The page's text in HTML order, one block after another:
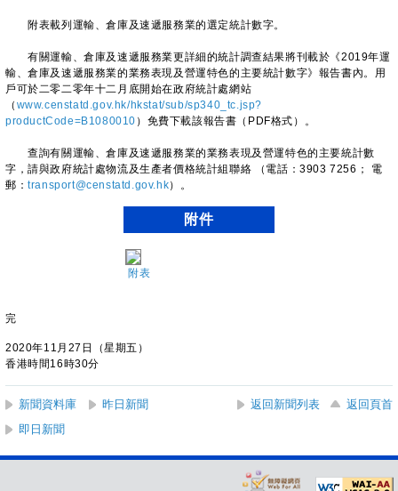
附表載列運輸、倉庫及速遞服務業的選定統計數字。
有關運輸、倉庫及速遞服務業更詳細的統計調查結果將刊載於《2019年運
輸、倉庫及速遞服務業的業務表現及營運特色的主要統計數字》報告書內。用
戶可於二零二零年十二月底開始在政府統計處網站
（ www.censtatd.gov.hk/hkstat/sub/sp340_tc.jsp?
productCode=B1080010 ）免費下載該報告書（PDF格式）。
查詢有關運輸、倉庫及速遞服務業的業務表現及營運特色的主要統計數
字，請與政府統計處物流及生產者價格統計組聯絡 （電話：3903 7256； 電
郵：transport@censtatd.gov.hk）。
附件
附表
完
2020年11月27日（星期五）
香港時間16時30分
新聞資料庫 昨日新聞 返回新聞列表
返回頁首
即日新聞